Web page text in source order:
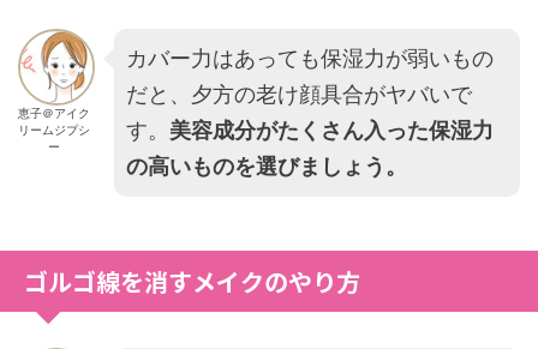
恵子＠アイク
リームジプシ
ー
カバー力はあっても保湿力が弱いもの
だと、夕方の老け顔具合がヤバいで
す。 美容成分がたくさん入った保湿力
の高いものを選びましょう。
ゴルゴ線を消すメイクのやり方